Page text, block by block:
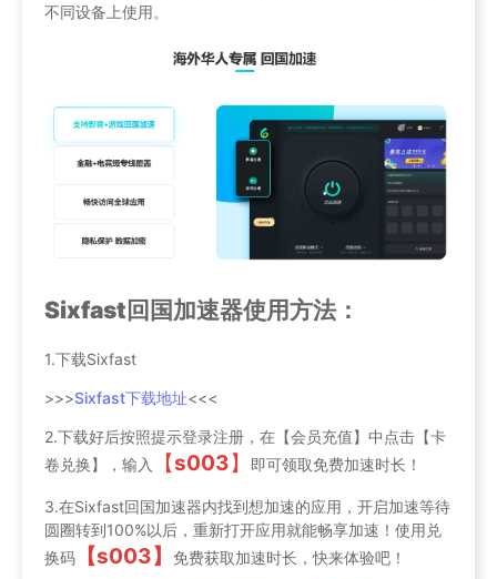
不同设备上使用。
Sixfast回国加速器使用方法：
1.下载Sixfast
>>>Sixfast下载地址<<<
2.下载好后按照提示登录注册，在【会员充值】中点击【卡
卷兑换】，输入
【s003】 即可领取免费加速时长！
3.在Sixfast回国加速器内找到想加速的应用，开启加速等待
圆圈转到100%以后，重新打开应用就能畅享加速！使用兑
换码
【s003】 免费获取加速时长，快来体验吧！